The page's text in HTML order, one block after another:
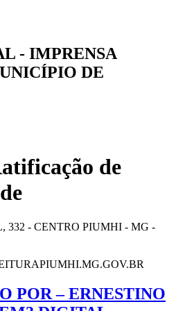
- IMPRENSA
DE
de
332 - CENTRO PIUMHI - MG -
POR – ERNESTINO